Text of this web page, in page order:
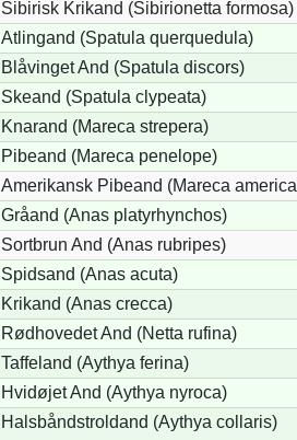
Sibirisk Krikand (Sibirionetta formosa)
Atlingand (Spatula querquedula)
Blåvinget And (Spatula discors)
Skeand (Spatula clypeata)
Knarand (Mareca strepera)
Pibeand (Mareca penelope)
Amerikansk Pibeand (Mareca
Gråand (Anas platyrhynchos)
Sortbrun And (Anas rubripes)
Spidsand (Anas acuta)
Krikand (Anas crecca)
Rødhovedet And (Netta rufina)
Taffeland (Aythya ferina)
Hvidøjet And (Aythya nyroca)
Halsbåndstroldand (Aythya collaris)